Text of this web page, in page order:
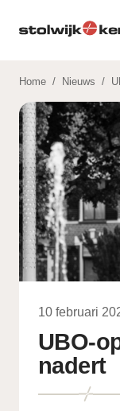
Home / Nieuws /
10 februari
UBO-
nadert